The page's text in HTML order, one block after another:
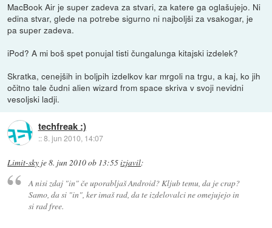
MacBook Air je super zadeva za stvari, za katere ga oglašujejo. Ni
edina stvar, glede na potrebe sigurno ni najboljši za vsakogar, je
pa super zadeva.
iPod? A mi boš spet ponujal tisti čungalunga kitajski izdelek?
Skratka, cenejših in boljpih izdelkov kar mrgoli na trgu, a kaj, ko jih
očitno tale čudni alien wizard from space skriva v svoji nevidni
vesoljski ladji.
techfreak :)
::8. jun 2010, 14:07
Limit-sky je8. jun 2010 ob 13:55izjavil:
A nisi zdaj "in" če uporabljaš Android? Kljub temu, da je crap?
Samo, da si "in", ker imaš rad, da te izdelovalci ne omejujejo in
si rad free.